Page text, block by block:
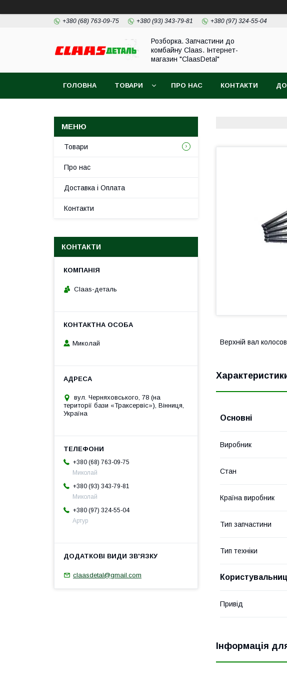
+380 (68) 763-09-75 +380 (93) 343-79-81 +380 (97) 324-55-04
Розборка. Запчастини до
комбайну Claas. Інтернет-
магазин "ClaasDetal"
ГОЛОВНА ТОВАРИ ПРО НАС КОНТАКТИ
Верхній вал
Основні
Виробник
Стан
Країна виробник
Тип запчастини
Тип техніки
Привід
Інформація
Товари
Про нас
Доставка і Оплата
Контакти
КОНТАКТИ
Claas-деталь
Миколай
вул. Черняховського, 78 (на
території бази «Траксервіс»), Вінниця,
Україна
+380 (68) 763-09-75
Миколай
+380 (93) 343-79-81
Миколай
+380 (97) 324-55-04
Артур
claasdetal@gmail.com